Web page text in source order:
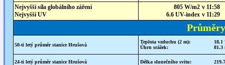
Nejvyšší síla globálního záření
Nejvyšší UV
805 W/m2 v 11:58
6.6 UV-index v 11:29
50-ti letý průměr stanice Hrušová
Teplota vzduchu (2 m):
18.1
Úhrn srážek:
81.3
24-ti letý průměr stanice Hrušová Délka slunečního svitu: